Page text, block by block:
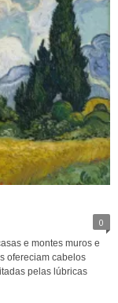
0
e montes muros e
ofereciam cabelos
pelas lúbricas